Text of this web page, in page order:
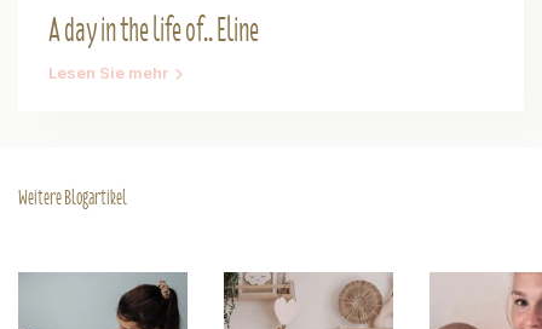
A day in the life of.. Eline
Lesen Sie mehr
Weitere Blogartikel